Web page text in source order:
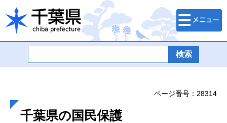
千葉県
検索・メニュ
ー
ページ番号：28314
千葉県の国民保護